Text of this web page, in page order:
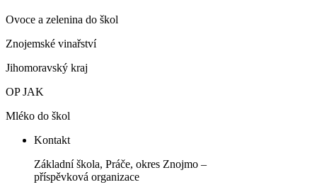
Ovoce a zelenina do škol
Znojemské vinařství
Jihomoravský kraj
OP JAK
Mléko do škol
Kontakt
Základní škola, Práče, okres Znojmo –
příspěvková organizace